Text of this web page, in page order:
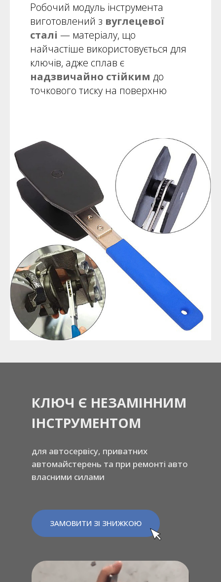
Робочий модуль інструмента
виготовлений з вуглецевої
сталі — матеріалу, що
найчастіше використовується для
ключів, адже сплав є
надзвичайно стійким до
точкового тиску на поверхню
КЛЮЧ Є НЕЗАМІННИМ
ІНСТРУМЕНТОМ
для автосервісу, приватних
автомайстерень та при ремонті авто
власними силами
ЗАМОВИТИ ЗІ ЗНИЖКОЮ